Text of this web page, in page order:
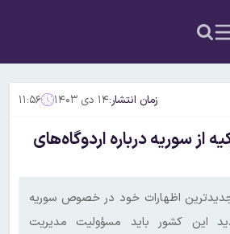
زمان انتشار:۱۴ دی ۱۴۰۳ ۱۱:۵۶
از سوریه درباره اردوگاه‌های
جدیدترین اظهارات خود در خصوص سوریه
این کشور باید مسؤولیت مدیریت